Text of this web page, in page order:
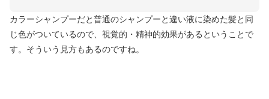
カラーシャンプーだと普通のシャンプーと違い液に染めた髪と同
じ色がついているので、視覚的・精神的効果があるということで
す。そういう見方もあるのですね。